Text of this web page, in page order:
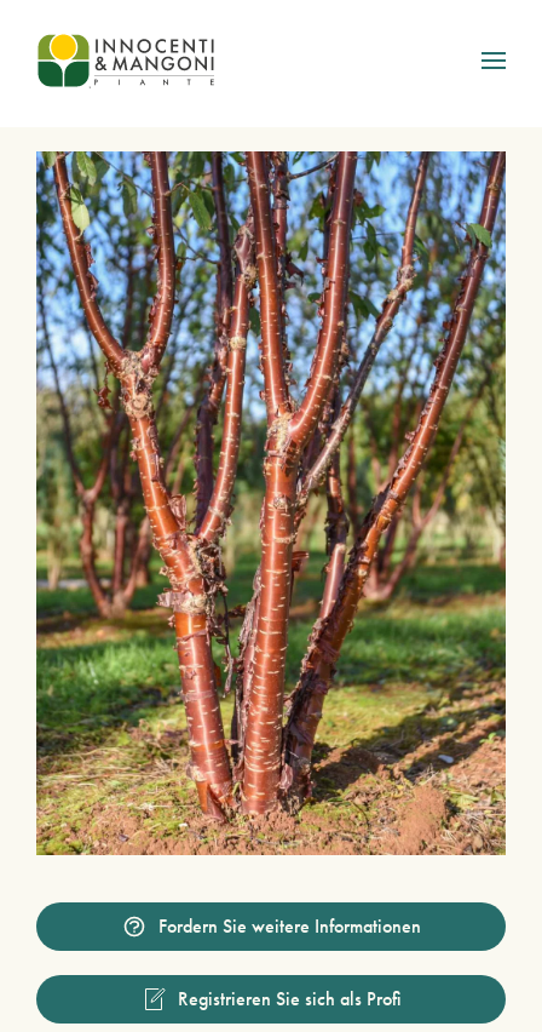
Skip to main content
Fordern Sie weitere Informationen
Registrieren Sie sich als Profi